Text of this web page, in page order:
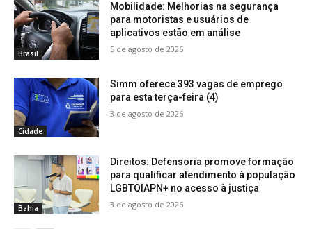
Brasil
Mobilidade: Melhorias na segurança
para motoristas e usuários de
aplicativos estão em análise
5 de agosto de 2026
Cidade
Simm oferece 393 vagas de emprego
para esta terça-feira (4)
3 de agosto de 2026
Bahia
Direitos: Defensoria promove formação
para qualificar atendimento à população
LGBTQIAPN+ no acesso à justiça
3 de agosto de 2026